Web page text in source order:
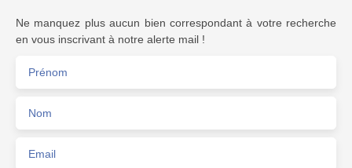
Ne manquez plus aucun bien correspondant à votre recherche
en vous inscrivant à notre alerte mail !
Prénom
Nom
Email